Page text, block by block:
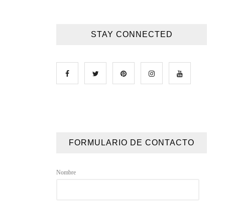
STAY CONNECTED
FORMULARIO DE CONTACTO
Nombre